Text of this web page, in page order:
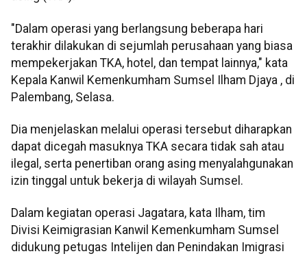
"Dalam operasi yang berlangsung beberapa hari
terakhir dilakukan di sejumlah perusahaan yang biasa
mempekerjakan TKA, hotel, dan tempat lainnya," kata
Kepala Kanwil Kemenkumham Sumsel Ilham Djaya , di
Palembang, Selasa.
Dia menjelaskan melalui operasi tersebut diharapkan
dapat dicegah masuknya TKA secara tidak sah atau
ilegal, serta penertiban orang asing menyalahgunakan
izin tinggal untuk bekerja di wilayah Sumsel.
Dalam kegiatan operasi Jagatara, kata Ilham, tim
Divisi Keimigrasian Kanwil Kemenkumham Sumsel
didukung petugas Intelijen dan Penindakan Imigrasi